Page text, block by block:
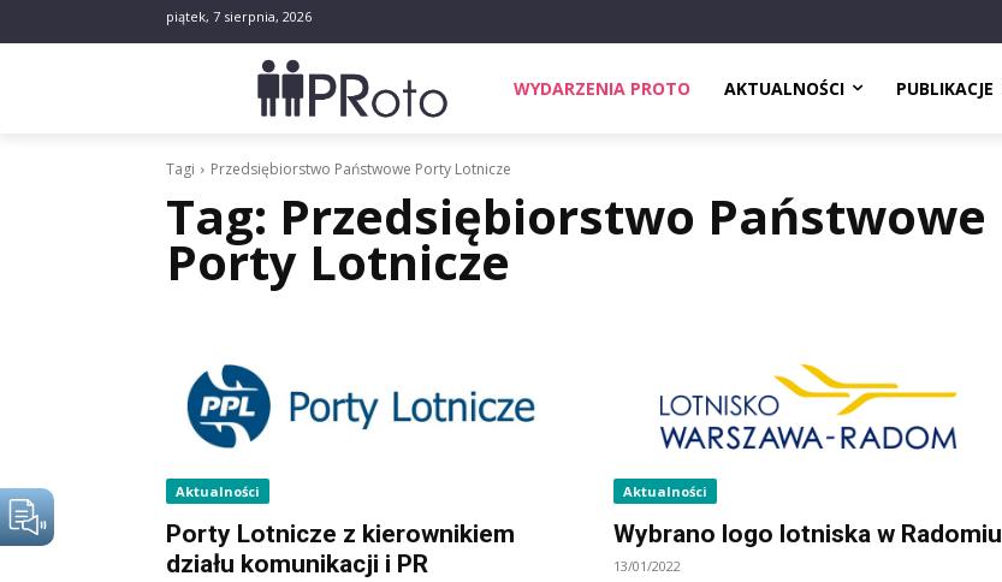
piątek, 7 sierpnia, 2026
WYDARZENIA PROTO AKTUALNOŚCI PUBLIKACJE
Tagi Przedsiębiorstwo Państwowe Porty Lotnicze
Tag: Przedsiębiorstwo Państwowe
Porty Lotnicze
Aktualności
Porty Lotnicze z kierownikiem
działu komunikacji i PR
Aktualności
Wybrano logo lotniska w Radomiu
13/01/2022